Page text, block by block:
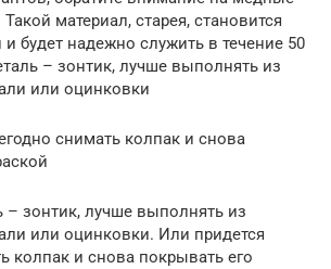
материал, старея, становится
и будет надежно служить в течение 50
– зонтик, лучше выполнять из
или оцинковки
снимать колпак и снова
– зонтик, лучше выполнять из
или оцинковки. Или придется
колпак и снова покрывать его